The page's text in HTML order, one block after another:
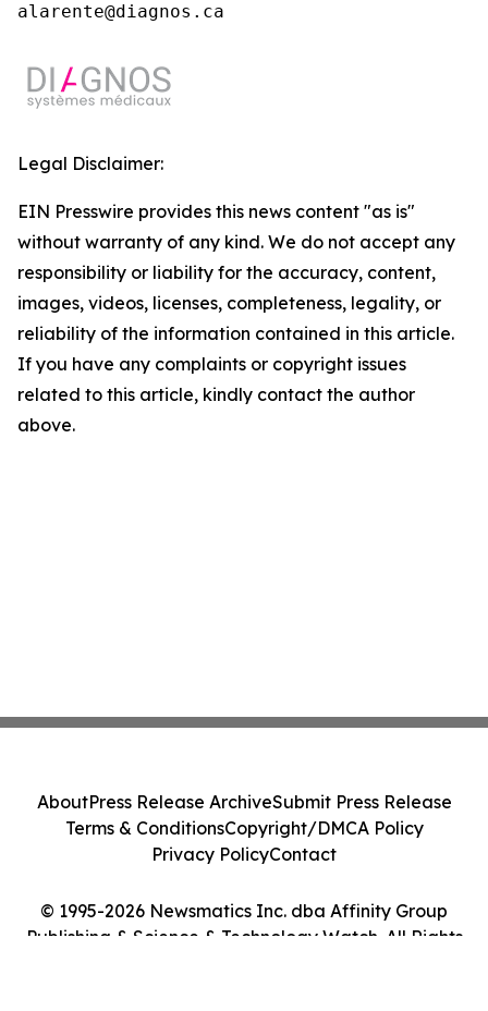
alarente@diagnos.ca
Legal Disclaimer:
EIN Presswire provides this news content "as is"
without warranty of any kind. We do not accept any
responsibility or liability for the accuracy, content,
images, videos, licenses, completeness, legality, or
reliability of the information contained in this article.
If you have any complaints or copyright issues
related to this article, kindly contact the author
above.
© 1995-2026 Newsmatics Inc. dba Affinity Group
Publishing & Science & Technology Watch. All Rights
AboutPress Release ArchiveSubmit Press Release
Terms & ConditionsCopyright/DMCA Policy
Privacy PolicyContact